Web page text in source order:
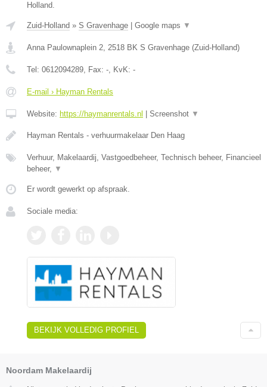
Holland.
Zuid-Holland » S Gravenhage Google maps ▼
Anna Paulownaplein 2, 2518 BK S Gravenhage (Zuid-Holland)
Tel: 0612094289, Fax: -, KvK: -
E-mail › Hayman Rentals
Website: https://haymanrentals.nl Screenshot ▼
Hayman Rentals - verhuurmakelaar Den Haag
Verhuur, Makelaardij, Vastgoedbeheer, Technisch beheer, Financieel
beheer, ▼
Er wordt gewerkt op afspraak.
Sociale media:
BEKIJK VOLLEDIG PROFIEL
Noordam Makelaardij